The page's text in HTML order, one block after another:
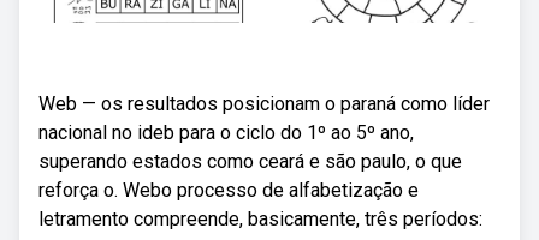
Web — os resultados posicionam o paraná como líder
nacional no ideb para o ciclo do 1º ao 5º ano,
superando estados como ceará e são paulo, o que
reforça o. Webo processo de alfabetização e
letramento compreende, basicamente, três períodos: